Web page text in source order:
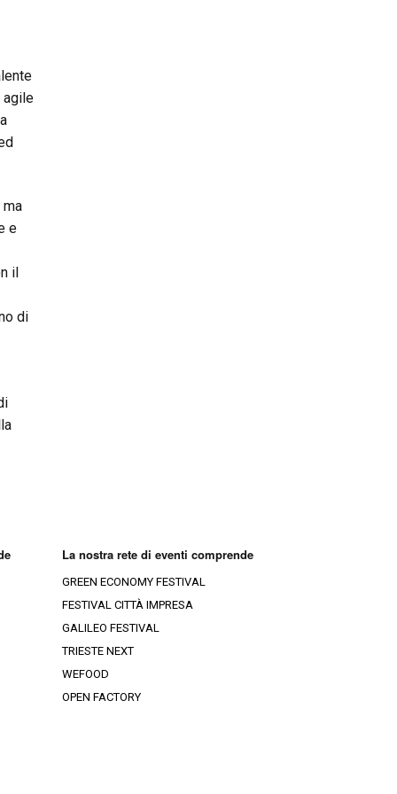
agile
ma
e
il
di
La nostra rete di eventi comprende
GREEN ECONOMY FESTIVAL
FESTIVAL CITTÀ IMPRESA
GALILEO FESTIVAL
TRIESTE NEXT
WEFOOD
OPEN FACTORY